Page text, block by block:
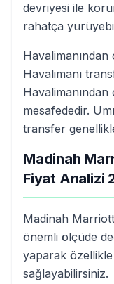
devriyesi ile
rahatça
Havalimanından
Havalimanı
Havalimanından
mesafededir.
transfer
Madinah
Fiyat Analizi
Madinah
önemli ölçüde
yaparak
sağlayabilirsiniz.